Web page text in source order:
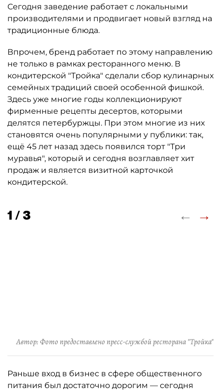
Сегодня заведение работает с локальными
производителями и продвигает новый взгляд на
традиционные блюда.
Впрочем, бренд работает по этому направлению
не только в рамках ресторанного меню. В
кондитерской "Тройка" сделали сбор кулинарных
семейных традиций своей особенной фишкой.
Здесь уже многие годы коллекционируют
фирменные рецепты десертов, которыми
делятся петербуржцы. При этом многие из них
становятся очень популярными у публики: так,
ещё 45 лет назад здесь появился торт "Три
муравья", который и сегодня возглавляет хит
продаж и является визитной карточкой
кондитерской.
1 / 3 ← →
Автор: Фото предоставлено пресс-службой ресторана "Тройка"
Раньше вход в бизнес в сфере общественного
питания был достаточно дорогим — сегодня